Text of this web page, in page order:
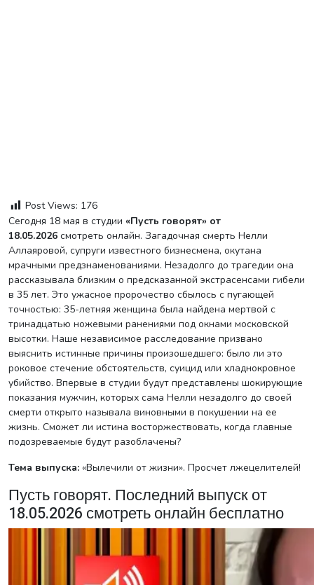
Post Views: 176
Сегодня 18 мая в студии «Пусть говорят» от
18.05.2026 смотреть онлайн. Загадочная смерть Нелли
Аллаяровой, супруги известного бизнесмена, окутана
мрачными предзнаменованиями. Незадолго до трагедии она
рассказывала близким о предсказанной экстрасенсами гибели
в 35 лет. Это ужасное пророчество сбылось с пугающей
точностью: 35-летняя женщина была найдена мертвой с
тринадцатью ножевыми ранениями под окнами московской
высотки. Наше независимое расследование призвано
выяснить истинные причины произошедшего: было ли это
роковое стечение обстоятельств, суицид или хладнокровное
убийство. Впервые в студии будут представлены шокирующие
показания мужчин, которых сама Нелли незадолго до своей
смерти открыто называла виновными в покушении на ее
жизнь. Сможет ли истина восторжествовать, когда главные
подозреваемые будут разоблачены?
Тема выпуска: «Вылечили от жизни». Просчет лжецелителей!
Пусть говорят. Последний выпуск от
18.05.2026 смотреть онлайн бесплатно